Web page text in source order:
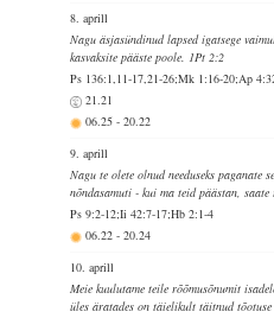
8. aprill
Nagu äsjasündinud lapsed igatsege
kasvaksite pääste poole. 1Pt 2:2
Ps 136:1,11-17,21-26;Mk 1:16-20;Ap
21.21
06.25-20.22
9. aprill
Nagu te olete olnud needuseks paganate
nõndasamuti - kui ma teid päästan, saate
Ps 9:2-12;Ii 42:7-17;Hb 2:1-4
06.22-20.24
10. aprill
Meie kuulutame teile rõõmusõnumit
üles äratades on täielikult täitnud